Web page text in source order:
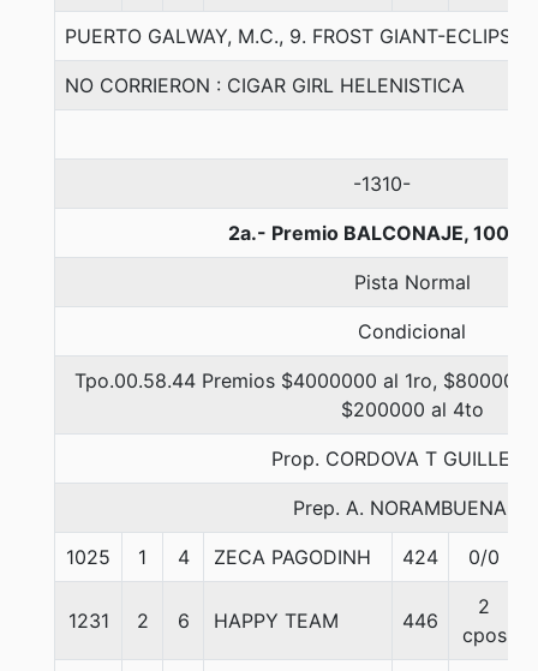
PUERTO GALWAY, M.C., 9. FROST GIANT-ECLIPSE
NO CORRIERON : CIGAR GIRL HELENISTICA
-1310-
2a.- Premio BALCONAJE, 1000
Pista Normal
Condicional
Tpo.00.58.44 Premios $4000000 al 1ro,
$200000 al 4to
Prop. CORDOVA T
Prep. A. NORAMBUENA G.
1025 1 4 ZECA PAGODINH 424 0/0
1231 2 6 HAPPY TEAM 446
2
cpos